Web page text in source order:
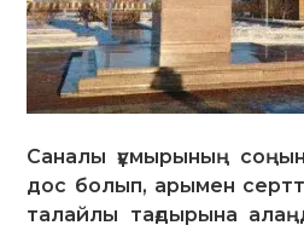
Саналы ғұмырының
дос болып, арымен
талайлы тағдырына